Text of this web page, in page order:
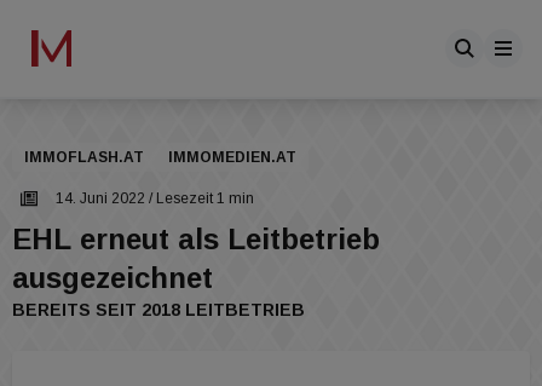
IMMOFLASH.AT IMMOMEDIEN.AT
14. Juni 2022 / Lesezeit 1 min
EHL erneut als Leitbetrieb
ausgezeichnet
BEREITS SEIT 2018 LEITBETRIEB